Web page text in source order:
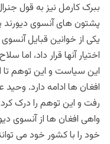
ببرک کارمل نیز به قول
پشتون های آنسوی
یکی از خوانین قبایل
اختیار آنها قرار داد، اما
این سیاست و این توهم تا
افغان ها ادامه دارد.
رفت و این توهم را درک
واهی افغان ها از آنسوی
خود را با کشور خود می